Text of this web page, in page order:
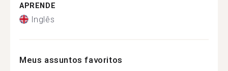
APRENDE
Inglês
Meus assuntos favoritos